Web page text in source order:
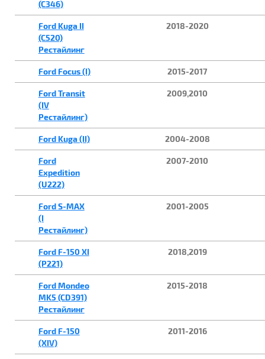
(C346)
Ford Kuga II
(C520)
Рестайлинг
2018-2020
Ford Focus (I) 2015-2017
Ford Transit
(IV
Рестайлинг)
2009,2010
Ford Kuga (II) 2004-2008
Ford
Expedition
(U222)
2007-2010
Ford S-MAX
(I
Рестайлинг)
2001-2005
Ford F-150 XI
(P221)
2018,2019
Ford Mondeo
MK5 (CD391)
Рестайлинг
2015-2018
Ford F-150
(XIV)
2011-2016